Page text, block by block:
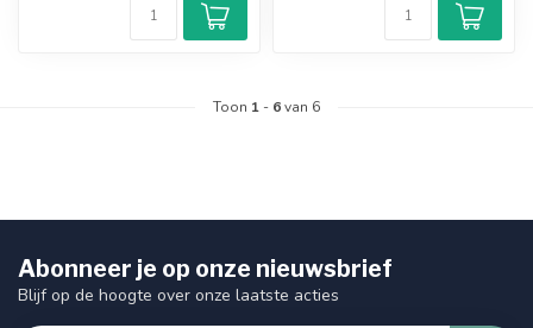
Toon 1 - 6van 6
Abonneer je op onze nieuwsbrief
Blijf op de hoogte over onze laatste acties